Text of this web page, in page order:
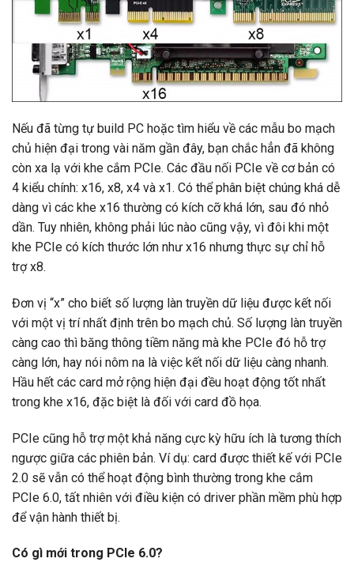
Nếu đã từng tự build PC hoặc tìm hiểu về các mẫu bo mạch
chủ hiện đại trong vài năm gần đây, bạn chắc hẳn đã không
còn xa lạ với khe cắm PCIe. Các đầu nối PCIe về cơ bản có
4 kiểu chính: x16, x8, x4 và x1. Có thể phân biệt chúng khá dễ
dàng vì các khe x16 thường có kích cỡ khá lớn, sau đó nhỏ
dần. Tuy nhiên, không phải lúc nào cũng vậy, vì đôi khi một
khe PCIe có kích thước lớn như x16 nhưng thực sự chỉ hỗ
trợ x8.
Đơn vị “x” cho biết số lượng làn truyền dữ liệu được kết nối
với một vị trí nhất định trên bo mạch chủ. Số lượng làn truyền
càng cao thì băng thông tiềm năng mà khe PCIe đó hỗ trợ
càng lớn, hay nói nôm na là việc kết nối dữ liệu càng nhanh.
Hầu hết các card mở rộng hiện đại đều hoạt động tốt nhất
trong khe x16, đặc biệt là đối với card đồ họa.
PCIe cũng hỗ trợ một khả năng cực kỳ hữu ích là tương thích
ngược giữa các phiên bản. Ví dụ: card được thiết kế với PCIe
2.0 sẽ vẫn có thể hoạt động bình thường trong khe cắm
PCIe 6.0, tất nhiên với điều kiện có driver phần mềm phù hợp
để vận hành thiết bị.
Có gì mới trong PCIe 6.0?